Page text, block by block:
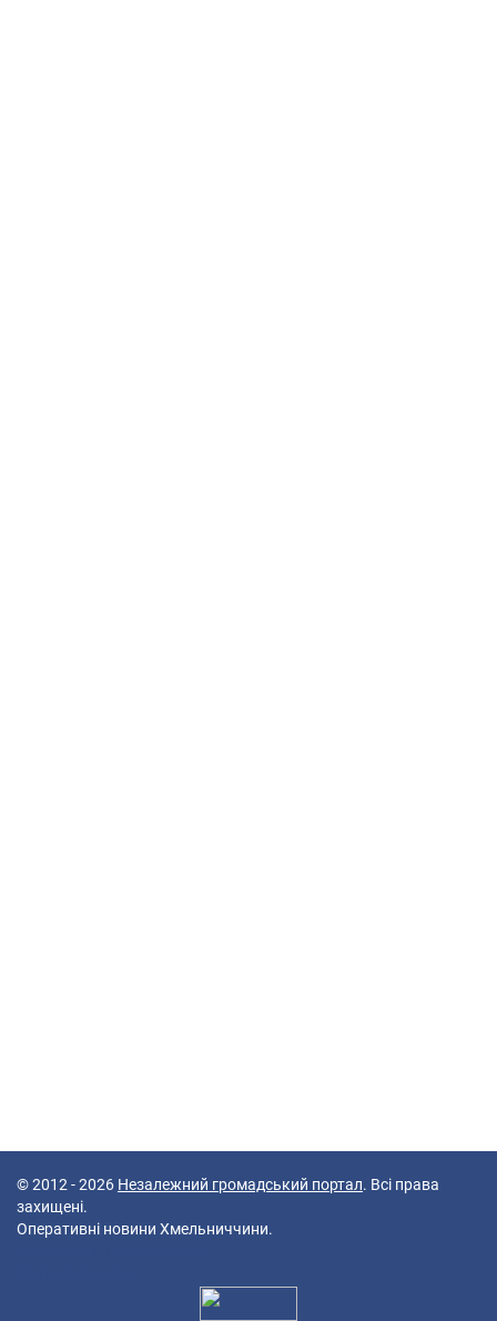
© 2012 - 2026 Незалежний громадський портал. Всі права
захищені.
Оперативні новини Хмельниччини.